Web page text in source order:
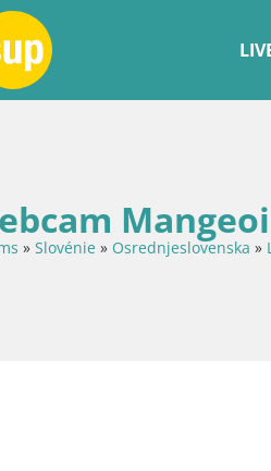
» Slovénie » Osrednjeslovenska »